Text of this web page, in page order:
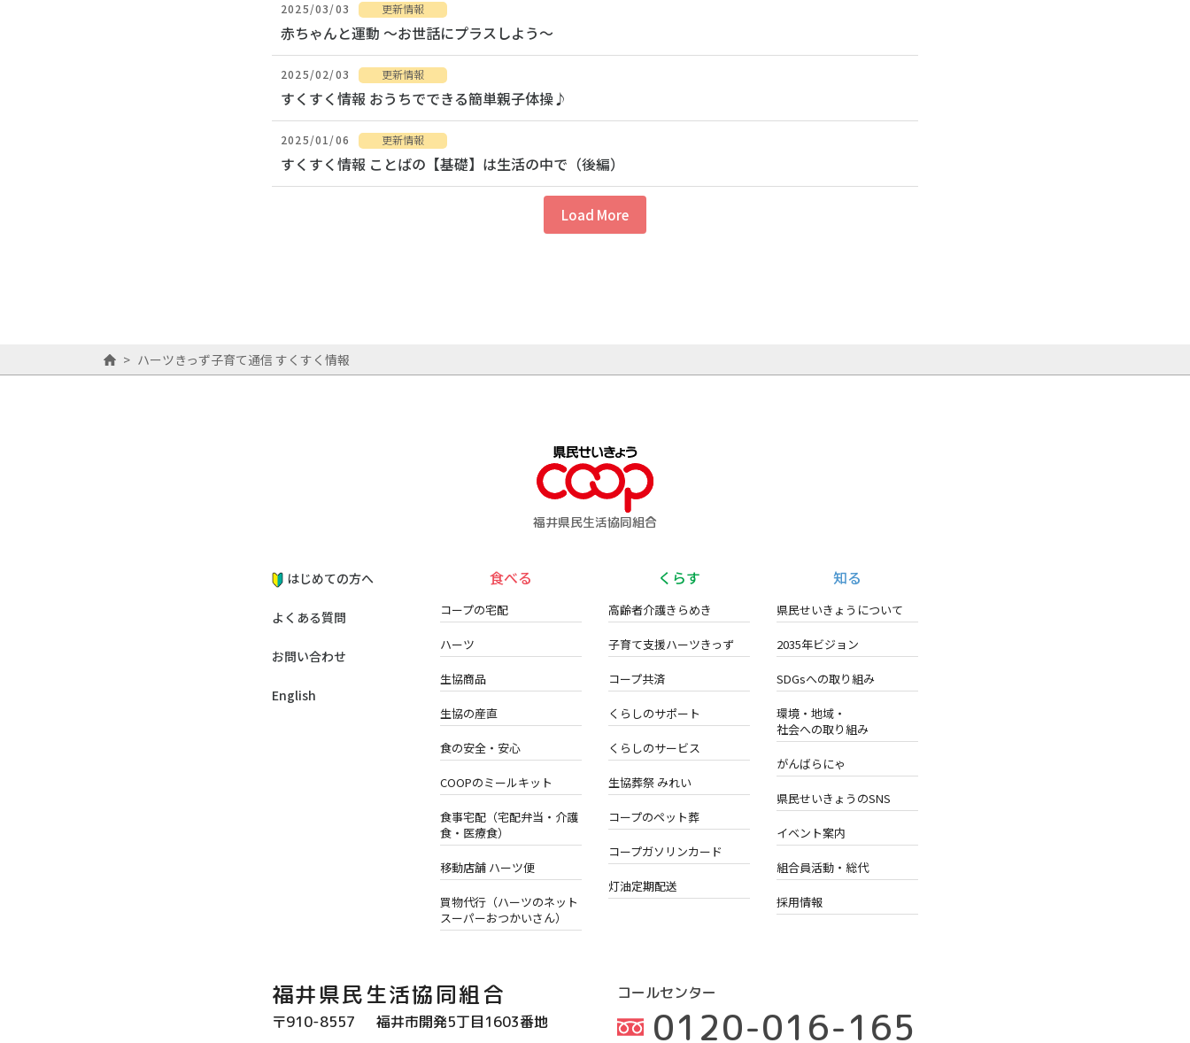
2025/03/03 更新情報
赤ちゃんと運動 ～お世話にプラスしよう～
2025/02/03 更新情報
すくすく情報 おうちでできる簡単親子体操♪
2025/01/06 更新情報
すくすく情報 ことばの【基礎】は生活の中で（後編）
Load More
> ハーツきっず子育て通信 すくすく情報
福井県民生活協同組合
食べる
コープの宅配
ハーツ
生協商品
生協の産直
食の安全・安心
COOPのミールキット
食事宅配（宅配弁当・介護
食・医療食）
移動店舗 ハーツ便
買物代行（ハーツのネット
スーパーおつかいさん）
くらす
高齢者介護きらめき
子育て支援ハーツきっず
コープ共済
くらしのサポート
くらしのサービス
生協葬祭 みれい
コープのペット葬
コープガソリンカード
灯油定期配送
知る
県民せいきょうについて
2035年ビジョン
SDGsへの取り組み
環境・地域・
社会への取り組み
がんばらにゃ
県民せいきょうのSNS
イベント案内
組合員活動・総代
採用情報
はじめての方へ
よくある質問
お問い合わせ
English
福井県民生活協同組合
〒910-8557 福井市開発5丁目1603番地
コールセンター
0120-016-165